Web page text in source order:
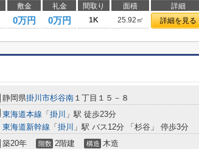
敷金 礼金 間取り 面積 詳細
0万円 0万円 1K 25.92㎡ 詳細を見る
静岡県掛川市杉谷南 １丁目１５－８
東海道本線 「 掛川 」駅 徒歩23分
東海道新幹線 「 掛川 」駅 バス12分 「杉谷」 停歩3分
築20年 階数 2階建 構造 木造